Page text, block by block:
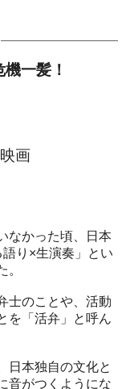
一髪！
画
なかった頃、日本
り×生演奏」とい
。
士のことや、活動
を「活弁」と呼ん
日本独自の文化と
音がつくようにな